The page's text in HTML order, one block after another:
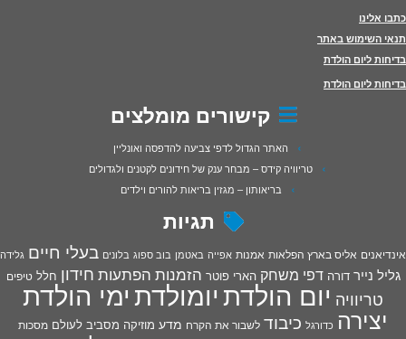
כתבו אלינו
תנאי השימוש באתר
בדיחות ליום הולדת
בדיחות ליום הולדת
קישורים מומלצים
האתר הגדול לדפי צביעה להדפסה ואונליין
טריוויה קידס – מבחר ענק של חידונים לקטנים ולגדולים
בריאותון – מגזין בריאות להורים וילדים
תגיות
אינדיאנים אליס בארץ הפלאות אמנות אפייה באטמן בוב ספוג בלונים בעלי חיים גלידה
גליל נייר דורה דפי משחק הארי פוטר הזמנות הפתעות חידון חלל טיפים
טריוויה יום הולדתיומולדתימי הולדת
יצירה כדורגל כיבוד לשבור את הקרח מדע מוזיקה מסביב לעולם מסכות